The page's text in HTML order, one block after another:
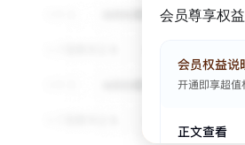
会员尊享权益